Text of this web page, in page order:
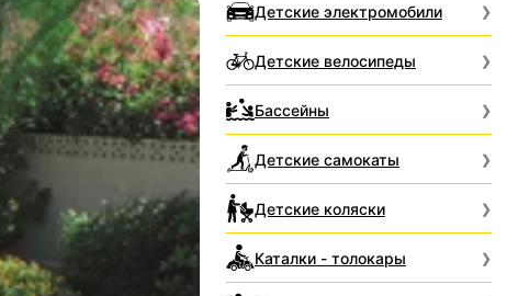
Детские электромобили
Детские велосипеды
Бассейны
Детские самокаты
Детские коляски
Каталки - толокары